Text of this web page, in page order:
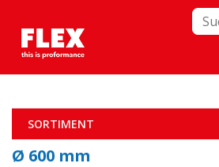
SORTIMENT
Ø 600 mm